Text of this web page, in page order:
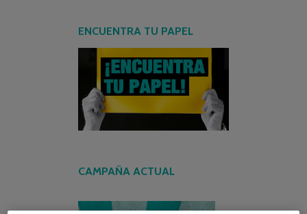
ENCUENTRA TU PAPEL
CAMPAÑA ACTUAL